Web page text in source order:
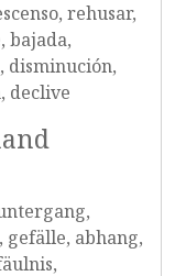
rehusar,
bajada,
disminución,
declive
gefälle, abhang,